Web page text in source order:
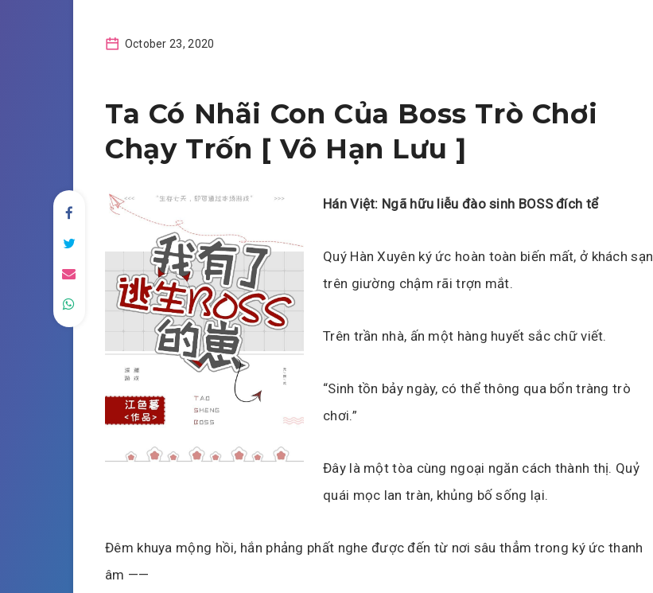
October 23, 2020
Ta Có Nhãi Con Của Boss Trò Chơi
Chạy Trốn [ Vô Hạn Lưu ]
Hán Việt: Ngã hữu liễu đào sinh BOSS đích tể
Quý Hàn Xuyên ký ức hoàn toàn biến mất, ở khách sạn
trên giường chậm rãi trợn mắt.
Trên trần nhà, ấn một hàng huyết sắc chữ viết.
“Sinh tồn bảy ngày, có thể thông qua bổn tràng trò
chơi.”
Đây là một tòa cùng ngoại ngăn cách thành thị. Quỷ
quái mọc lan tràn, khủng bố sống lại.
Đêm khuya mộng hồi, hắn phảng phất nghe được đến từ nơi sâu thẳm trong ký ức thanh
âm ——